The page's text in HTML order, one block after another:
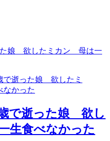
た娘 欲したミカン 母は一
で逝った娘 欲し
生食べなかった